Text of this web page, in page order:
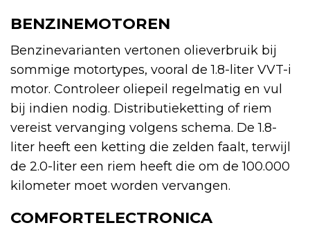
BENZINEMOTOREN
Benzinevarianten vertonen olieverbruik bij
sommige motortypes, vooral de 1.8-liter VVT-i
motor. Controleer oliepeil regelmatig en vul
bij indien nodig. Distributieketting of riem
vereist vervanging volgens schema. De 1.8-
liter heeft een ketting die zelden faalt, terwijl
de 2.0-liter een riem heeft die om de 100.000
kilometer moet worden vervangen.
COMFORTELECTRONICA